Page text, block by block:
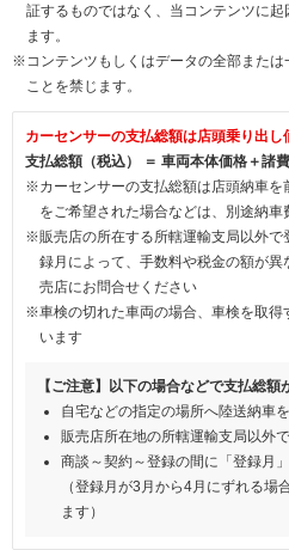
証するものではなく、当コンテンツに
ます。
※コンテンツもしくはデータの全部また
ことを禁じます。
カーセンサーの支払総額は店頭乗り出し
支払総額（税込） ＝ 車両本体価格＋諸
※カーセンサーの支払総額は店頭納車を
をご希望された場合などは、別途納車
※販売店の所在する所轄運輸支局以外で
録月によって、手数料や税金の額が
売店にお問合せください
※車検の切れた車両の場合、車検を取得
います
【ご注意】以下の場合などで支払総額
自宅などの指定の場所へ陸送納車
販売店所在地の所轄運輸支局以外
商談～契約～登録の間に「登録月
（登録月が3月から4月にずれる場
ます）